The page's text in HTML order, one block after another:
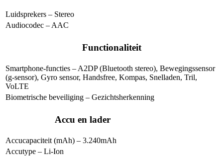
Luidsprekers – Stereo
Audiocodec – AAC
Functionaliteit
Smartphone-functies – A2DP (Bluetooth stereo), Bewegingssensor
(g-sensor), Gyro sensor, Handsfree, Kompas, Snelladen, Tril,
VoLTE
Biometrische beveiliging – Gezichtsherkenning
Accu en lader
Accucapaciteit (mAh) – 3.240mAh
Accutype – Li-Ion